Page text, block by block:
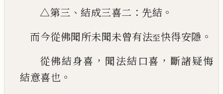
△第三 、 結成三喜二 ： 先結 。
而今從佛聞所未聞未曾有法至快得安隱 。
從佛結身喜 ， 聞法結口喜 ， 斷諸疑悔
結意喜也 。